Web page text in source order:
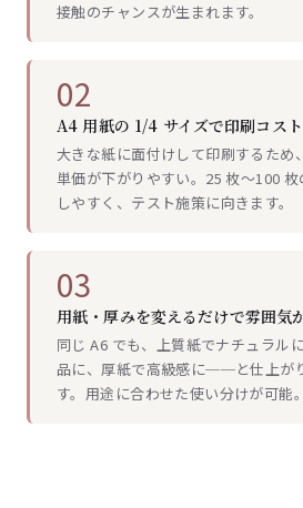
接触のチャンスが生まれます。
02
A4 用紙の 1/4 サイズで印刷コス
大きな紙に面付けして印刷するため
単価が下がりやすい。25 枚〜100
しやすく、テスト施策に向きます。
03
用紙・厚みを変えるだけで雰囲気
同じ A6 でも、上質紙でナチュラル
品に、厚紙で高級感に──と仕上が
す。用途に合わせた使い分けが可能。